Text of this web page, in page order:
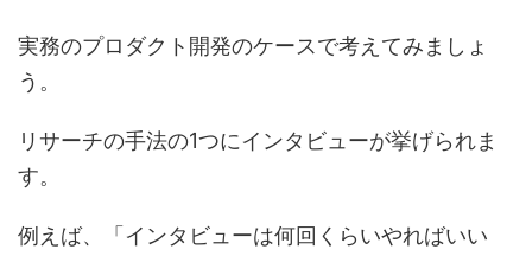
実務のプロダクト開発のケースで考えてみましょ
う。
リサーチの手法の1つにインタビューが挙げられま
す。
例えば、「インタビューは何回くらいやればいい